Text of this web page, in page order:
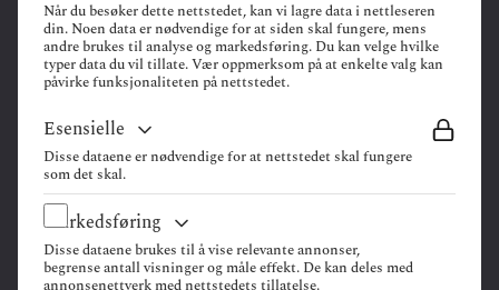
Personvernerklæring
Oppdragsvilkår
Org.nr: 916 611 455
Når du besøker dette nettstedet, kan vi lagre data i nettleseren
din. Noen data er nødvendige for at siden skal fungere, mens
andre brukes til analyse og markedsføring. Du kan velge hvilke
typer data du vil tillate. Vær oppmerksom på at enkelte valg kan
påvirke funksjonaliteten på nettstedet.
Esensielle
Disse dataene er nødvendige for at nettstedet skal fungere
som det skal.
Markedsføring
Disse dataene brukes til å vise relevante annonser,
begrense antall visninger og måle effekt. De kan deles med